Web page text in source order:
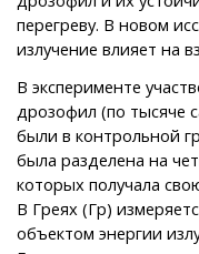
перегреву. В новом
излучение влияет на
В эксперименте
дрозофил (по тысяче
были в контрольной
была разделена на
которых получала
В Греях (Гр)
объектом энергии